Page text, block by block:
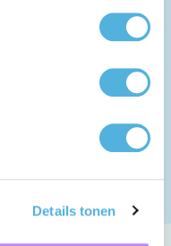
Details tonen